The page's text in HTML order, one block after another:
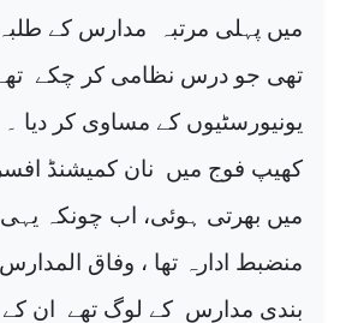
میں پہلی مرتبہ
مدارس کے
تھی جو درس نظامی کر چکے
یونیورسٹیوں کے مساوی کر دیا ۔
کھیپ فوج میں نان کمیشنڈ
میں بھرتی ہوئی، اب چونکہ یہی
منضبط ادارہ تھا ، وفاق
بندی مدارس کے لوگ تھے
ان